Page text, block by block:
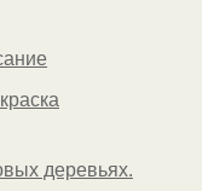
деревьях.